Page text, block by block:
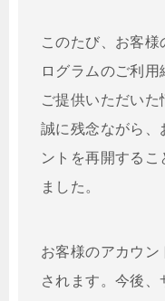
このたび、お客
ログラムのご利用
ご提供いただいた
誠に残念ながら、
ントを再開するこ
ました。
お客様のアカウン
されます。今後